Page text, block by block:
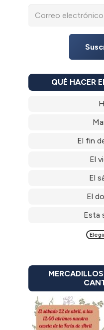
QUÉ HACER
El fin
El
El
El
Esta